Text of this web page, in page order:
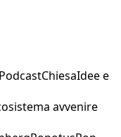
PodcastChiesaIdee e
avvenire